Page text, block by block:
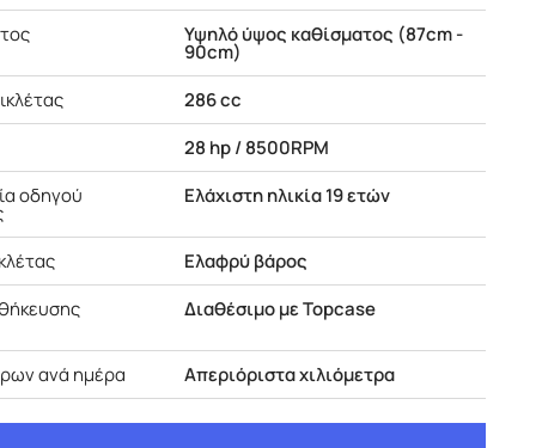
Υψηλό ύψος καθίσματος (87cm -
90cm)
286 cc
28 hp / 8500RPM
οδηγού
Ελάχιστη ηλικία 19 ετών
Ελαφρύ βάρος
Διαθέσιμο με Topcase
ανά ημέρα Απεριόριστα χιλιόμετρα